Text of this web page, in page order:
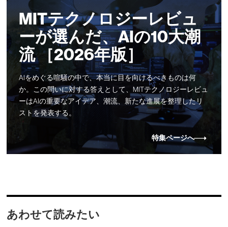
MITテクノロジーレビュ
ーが選んだ、AIの10大潮
流 ［2026年版］
AIをめぐる喧騒の中で、本当に目を向けるべきものは何
か。この問いに対する答えとして、MITテクノロジーレビュ
ーはAIの重要なアイデア、潮流、新たな進展を整理したリ
ストを発表する。
特集ページへ
あわせて読みたい